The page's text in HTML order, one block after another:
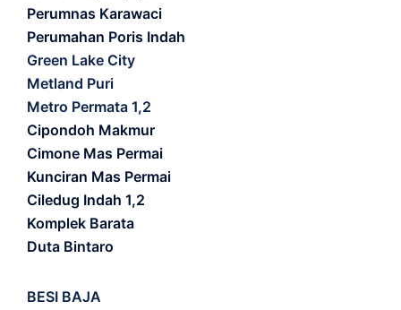
Perumnas Karawaci
Perumahan Poris Indah
Green Lake City
Metland Puri
Metro Permata 1,2
Cipondoh Makmur
Cimone Mas Permai
Kunciran Mas Permai
Ciledug Indah 1,2
Komplek Barata
Duta Bintaro
BESI BAJA